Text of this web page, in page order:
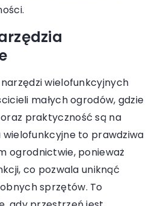
wielofunkcyjnych
małych ogrodów, gdzie
praktyczność są na
wielofunkcyjne to prawdziwa
ogrodnictwie, ponieważ
co pozwala uniknąć
sprzętów. To